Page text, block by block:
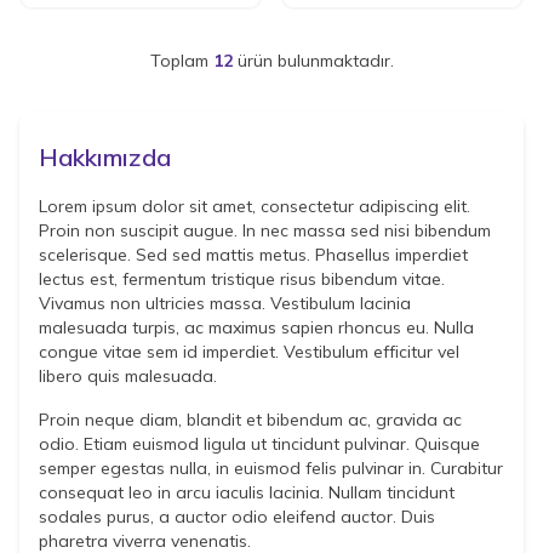
Toplam 12ürün bulunmaktadır.
Hakkımızda
Lorem ipsum dolor sit amet, consectetur adipiscing elit.
Proin non suscipit augue. In nec massa sed nisi bibendum
scelerisque. Sed sed mattis metus. Phasellus imperdiet
lectus est, fermentum tristique risus bibendum vitae.
Vivamus non ultricies massa. Vestibulum lacinia
malesuada turpis, ac maximus sapien rhoncus eu. Nulla
congue vitae sem id imperdiet. Vestibulum efficitur vel
libero quis malesuada.
Proin neque diam, blandit et bibendum ac, gravida ac
odio. Etiam euismod ligula ut tincidunt pulvinar. Quisque
semper egestas nulla, in euismod felis pulvinar in. Curabitur
consequat leo in arcu iaculis lacinia. Nullam tincidunt
sodales purus, a auctor odio eleifend auctor. Duis
pharetra viverra venenatis.